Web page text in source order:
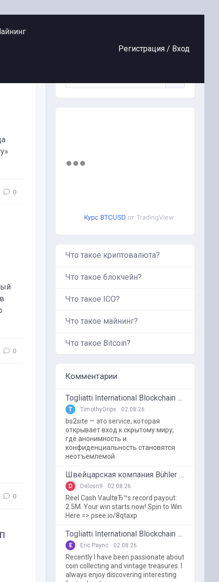
Регистрация / Вход
0
0
0
Курс BTCUSD от TradingView
Что такое криптовалюта?
Что такое блокчейн?
Что такое ICO?
Что такое майнинг?
Что такое Bitcoin?
Комментарии
Togliatti International Blockchain Forum
T TimothyOrips 02.08.26
bs2site — это service, которая
открывает вход к скрытому миру,
где анонимность и
конфиденциальность становятся
неотъемлемой
Швейцарская компания Bühler использует блокчейн в пищевой промышленности
D Delosn9 02.08.26
Reel Cash VaultвЂ™s record payout:
2.5M. Your win starts now! Spin to Win
Here => psee.io/8qtaxp
Togliatti International Blockchain Forum
E Eric Paync 02.08.26
Recently I have been passionate about
coin collecting and vintage treasures. I
always enjoy discovering interesting